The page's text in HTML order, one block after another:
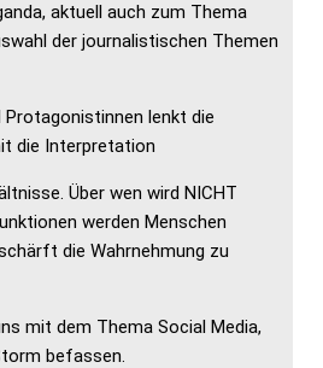
aktuell auch zum Thema
der journalistischen Themen
lenkt die
die Interpretation
Über wen wird NICHT
werden Menschen
die Wahrnehmung zu
mit dem Thema Social Media,
befassen.